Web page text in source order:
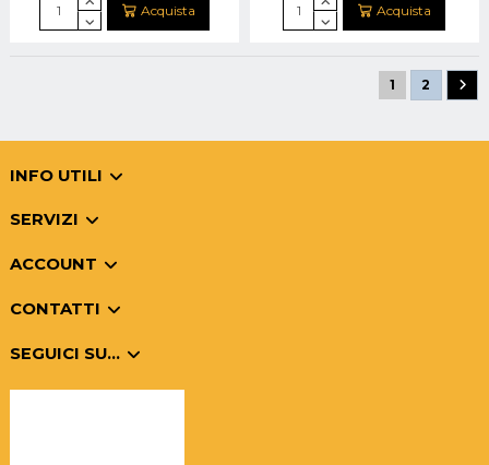
Acquista Acquista
1 2
INFO UTILI
SERVIZI
ACCOUNT
CONTATTI
SEGUICI SU...